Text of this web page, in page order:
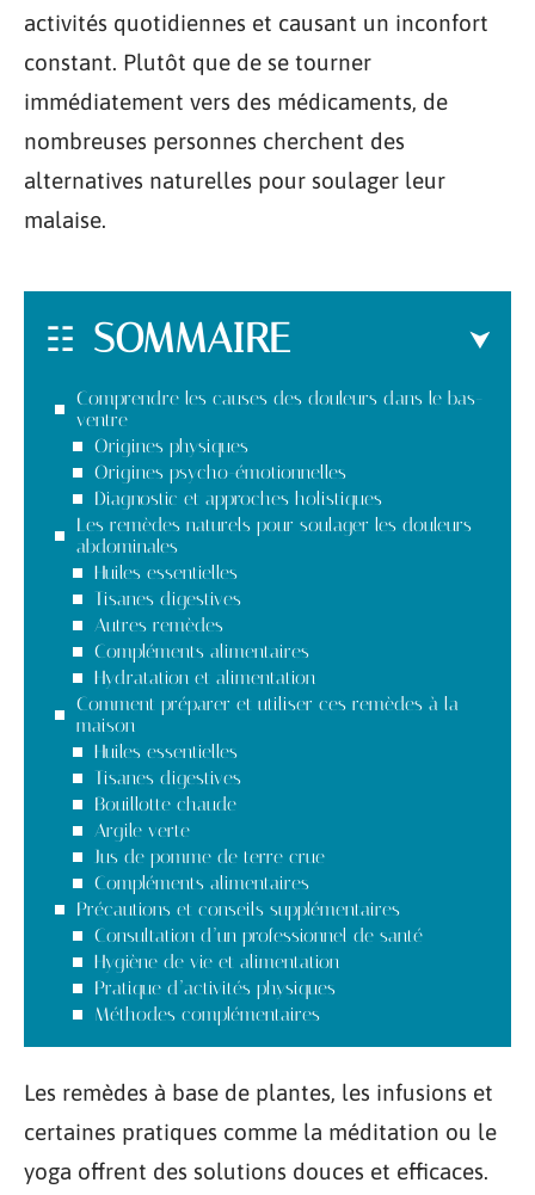
activités quotidiennes et causant un inconfort
constant. Plutôt que de se tourner
immédiatement vers des médicaments, de
nombreuses personnes cherchent des
alternatives naturelles pour soulager leur
malaise.
SOMMAIRE
Comprendre les causes des douleurs dans le bas-
ventre
Origines physiques
Origines psycho-émotionnelles
Diagnostic et approches holistiques
Les remèdes naturels pour soulager les douleurs
abdominales
Huiles essentielles
Tisanes digestives
Autres remèdes
Compléments alimentaires
Hydratation et alimentation
Comment préparer et utiliser ces remèdes à la
maison
Huiles essentielles
Tisanes digestives
Bouillotte chaude
Argile verte
Jus de pomme de terre crue
Compléments alimentaires
Précautions et conseils supplémentaires
Consultation d’un professionnel de santé
Hygiène de vie et alimentation
Pratique d’activités physiques
Méthodes complémentaires
Les remèdes à base de plantes, les infusions et
certaines pratiques comme la méditation ou le
yoga offrent des solutions douces et efficaces.